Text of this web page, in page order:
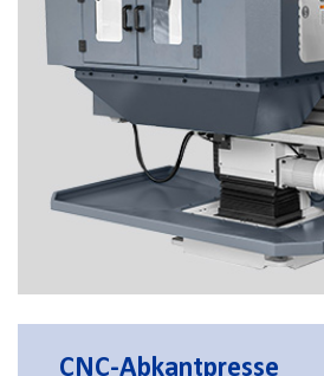
CNC-Abkantpresse